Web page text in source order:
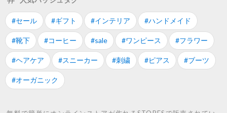
#セール #ギフト #インテリア #ハンドメイド
#靴下 #コーヒー #sale #ワンピース #フラワー
#ヘアケア #スニーカー #刺繍 #ピアス #ブーツ
#オーガニック